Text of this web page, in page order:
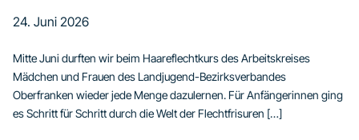
24. Juni 2026
Mitte Juni durften wir beim Haareflechtkurs des Arbeitskreises
Mädchen und Frauen des Landjugend-Bezirksverbandes
Oberfranken wieder jede Menge dazulernen. Für Anfängerinnen ging
es Schritt für Schritt durch die Welt der Flechtfrisuren […]